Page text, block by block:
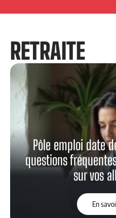
RETRAITE
Pôle emploi date
questions
sur vos
En